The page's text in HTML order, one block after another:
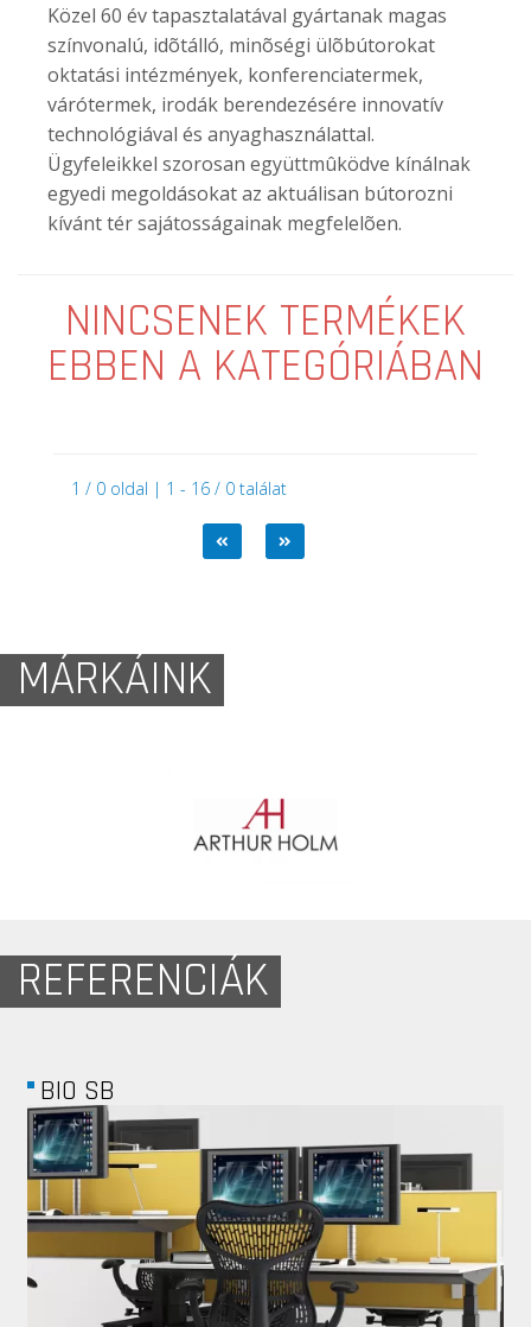
Közel 60 év tapasztalatával gyártanak magas
színvonalú, idõtálló, minõségi ülõbútorokat
oktatási intézmények, konferenciatermek,
várótermek, irodák berendezésére innovatív
technológiával és anyaghasználattal.
Ügyfeleikkel szorosan együttmûködve kínálnak
egyedi megoldásokat az aktuálisan bútorozni
kívánt tér sajátosságainak megfelelõen.
NINCSENEK TERMÉKEK
EBBEN A KATEGÓRIÁBAN
1 / 0 oldal | 1 - 16 / 0 találat
MÁRKÁINK
REFERENCIÁK